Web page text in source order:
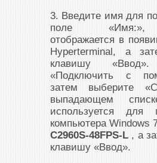
3. Введите имя для
поле «Имя:»,
отображается в
Hyperterminal, а
клавишу
«Подключить с
затем выберите
выпадающем
используется для
компьютера Windows
C2960S-48FPS-L , а
клавишу «Ввод».